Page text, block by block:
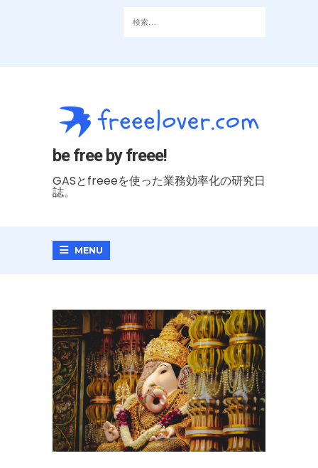
be free by freee!
GASとfreeeを使った業務効率化の研究日
誌。
MENU